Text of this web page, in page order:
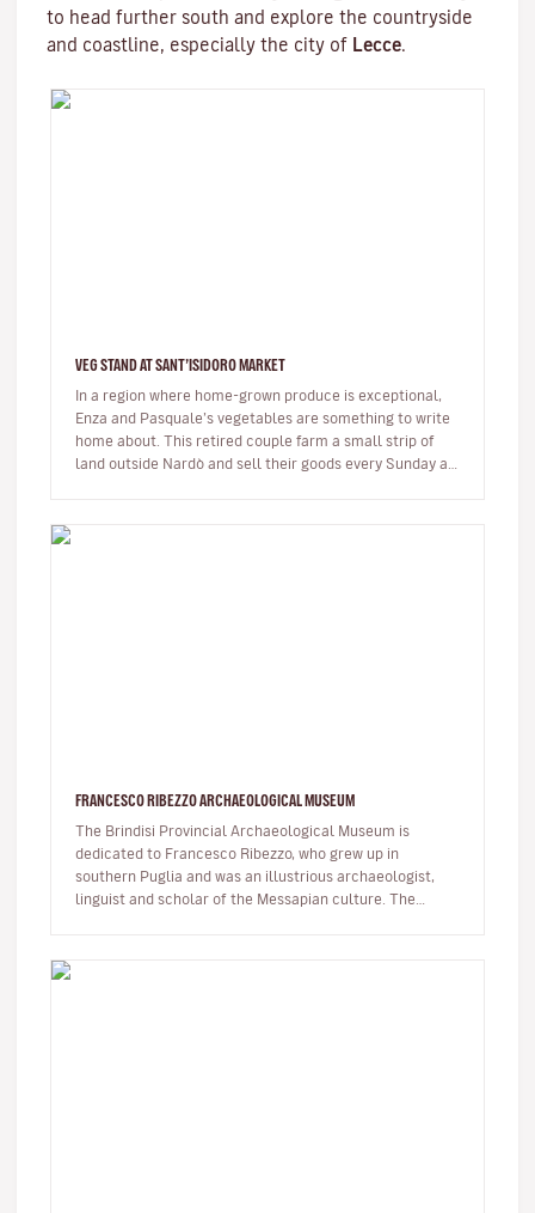
to head further south and explore the countryside
and coastline, especially the city of Lecce.
VEG STAND AT SANT’ISIDORO MARKET
In a region where home-grown produce is exceptional,
Enza and Pasquale’s vegetables are something to write
home about. This retired couple farm a small strip of
land outside Nardò and sell their goods every Sunday at
FRANCESCO RIBEZZO ARCHAEOLOGICAL MUSEUM
The Brindisi Provincial Archaeological Museum is
dedicated to Francesco Ribezzo, who grew up in
southern Puglia and was an illustrious archaeologist,
linguist and scholar of the Messapian culture. The